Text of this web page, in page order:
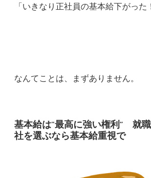
「いきなり正社員の基本給下がった
なんてことは、まずありません。
基本給は”最高に強い権利” 就
社を選ぶなら基本給重視で